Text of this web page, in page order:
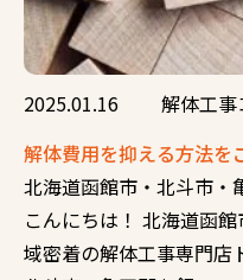
2025.01.16
解体工事
解体費用を抑える方法を
北海道函館市・北斗市・
こんにちは！ 北海道函
域密着の解体工事専門店